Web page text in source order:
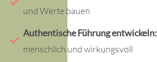
und Werte bauen
Authentische Führung entwickeln:
menschlich und wirkungsvoll